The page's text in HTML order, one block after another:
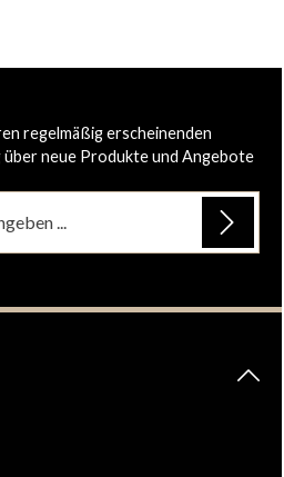
regelmäßig erscheinenden
neue Produkte und Angebote
zur Kenntnis